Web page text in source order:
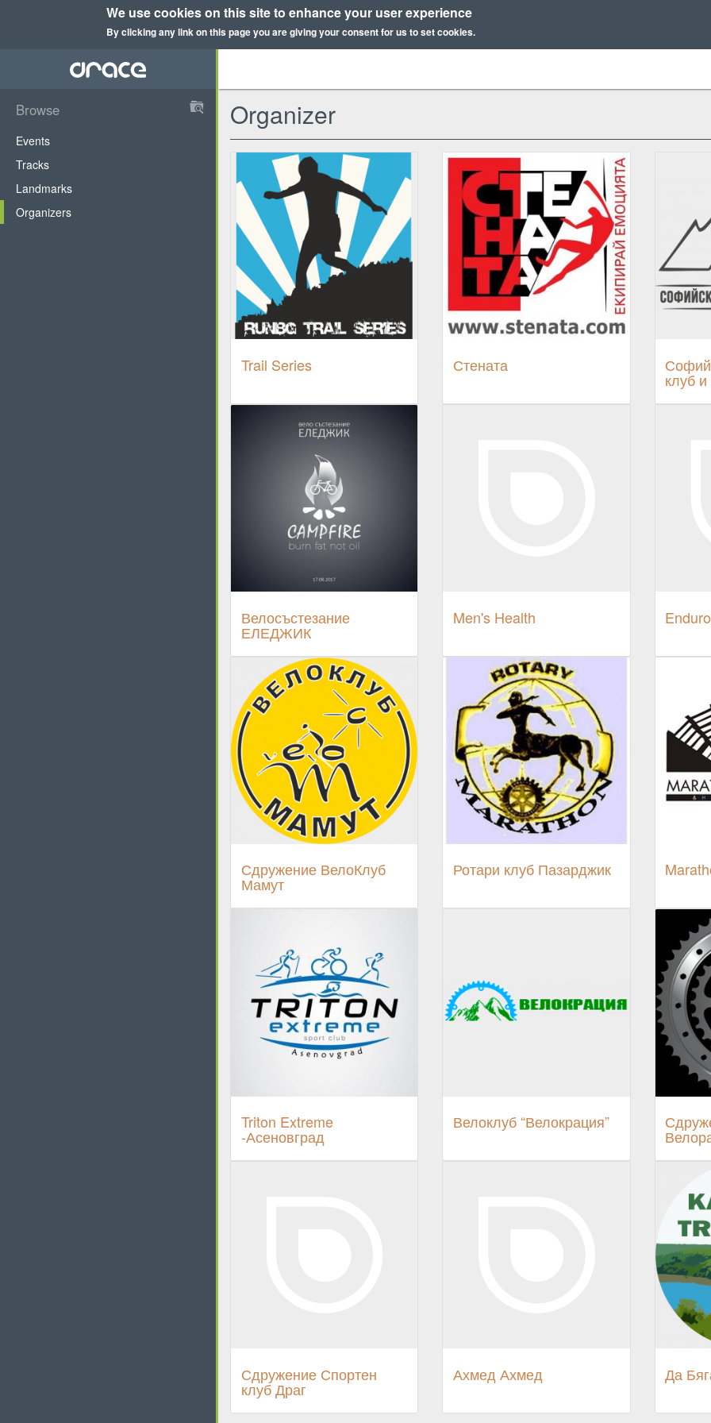
We use cookies on this site to enhance your user experience
By clicking any link on this page you are giving your consent for us to set cookies.
content
DRace
Browse
Events
Tracks
Landmarks
Organizers
Organizer
Trail Series Стената
клуб
Велосъстезание
ЕЛЕДЖИК
Men's Health
Сдружение ВелоКлуб
Мамут
Ротари клуб Пазарджик
Triton Extreme
-Асеновград
Велоклуб “Велокрация”
Сдружение Спортен
клуб Драг
Ахмед Ахмед Да